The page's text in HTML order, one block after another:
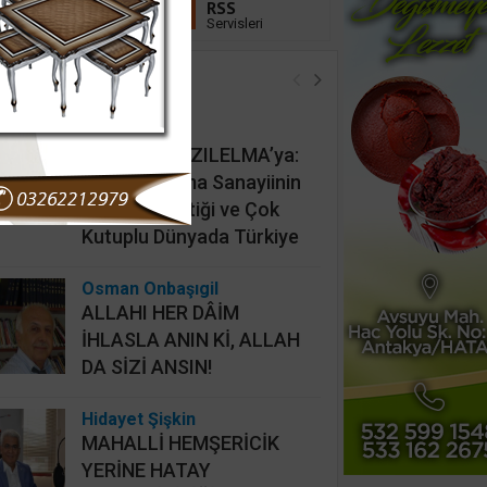
Linkedin
Takip Et
RSS
Servisleri
Yazarları
İsmail Cingöz
KAAN’dan KIZILELMA’ya:
Türk Savunma Sanayiinin
Yeni Jeopolitiği ve Çok
Kutuplu Dünyada Türkiye
Osman Onbaşıgil
ALLAHI HER DÂİM
İHLASLA ANIN Kİ, ALLAH
DA SİZİ ANSIN!
Hidayet Şişkin
MAHALLİ HEMŞERİCİK
YERİNE HATAY